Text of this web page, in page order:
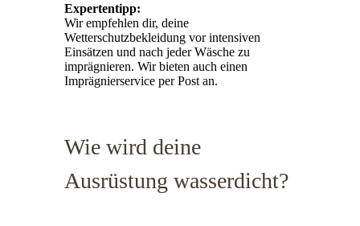
Expertentipp:
Wir empfehlen dir, deine
Wetterschutzbekleidung vor intensiven
Einsätzen und nach jeder Wäsche zu
imprägnieren. Wir bieten auch einen
Imprägnierservice per Post an.
Wie wird deine
Ausrüstung wasserdicht?